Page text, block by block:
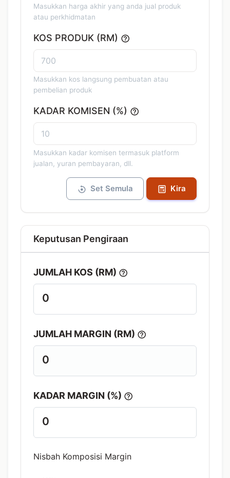
Masukkan harga akhir yang anda jual produk
atau perkhidmatan
KOS PRODUK (RM)
Masukkan kos langsung pembuatan atau
pembelian produk
KADAR KOMISEN (%)
Masukkan kadar komisen termasuk platform
jualan, yuran pembayaran, dll.
Set Semula Kira
Keputusan Pengiraan
JUMLAH KOS (RM)
0
JUMLAH MARGIN (RM)
0
KADAR MARGIN (%)
0
Nisbah Komposisi Margin